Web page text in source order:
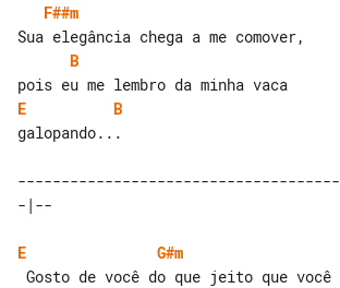
F##m
B
E
B
galopando...
-------------------------------------
E
G#m